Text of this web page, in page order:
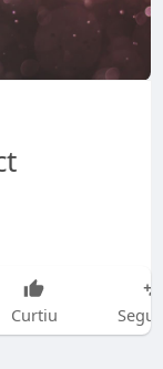
Curtiu